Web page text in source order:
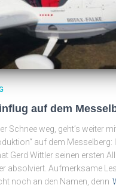
auf dem
Schnee weg, geht’s weiter
auf dem Messelberg:
Gerd Wittler seinen ersten
absolviert. Aufmerksame
noch an den Namen, denn